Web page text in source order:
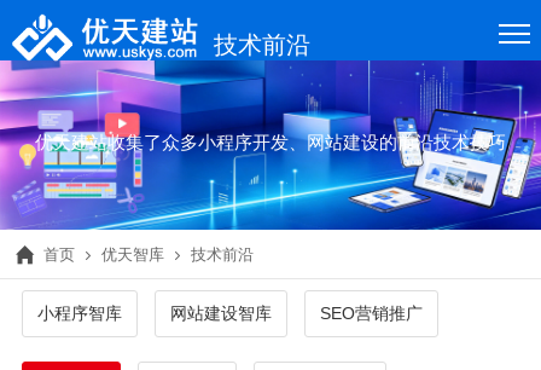
技术前沿
优天建站收集了众多小程序开发、网站建设的前沿技术技巧
首页 优天智库 技术前沿
小程序智库 网站建设智库 SEO营销推广